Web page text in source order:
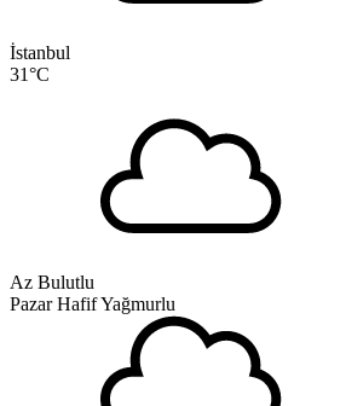
İstanbul
31°C
Az Bulutlu
Pazar Hafif Yağmurlu